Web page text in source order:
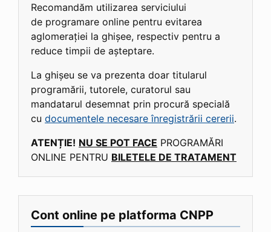
Recomandăm utilizarea serviciului
de programare online pentru evitarea
aglomerației la ghișee, respectiv pentru a
reduce timpii de așteptare.
La ghișeu se va prezenta doar titularul
programării, tutorele, curatorul sau
mandatarul desemnat prin procură specială
cu documentele necesare înregistrării cererii.
ATENȚIE! NU SE POT FACE PROGRAMĂRI
ONLINE PENTRU BILETELE DE TRATAMENT
Cont online pe platforma CNPP